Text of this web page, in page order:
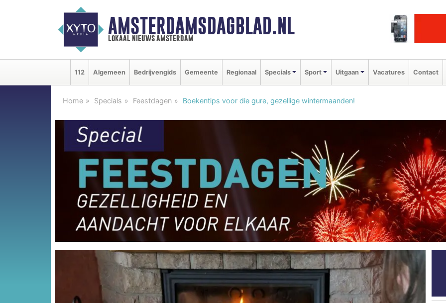
AMSTERDAMSDAGBLAD.NL
lokaal nieuws amsterdam
112 Algemeen Bedrijvengids Gemeente Regionaal Specials Sport Uitgaan Vacatures Contact
Home Specials Feestdagen Boekentips voor die gure, gezellige wintermaanden!